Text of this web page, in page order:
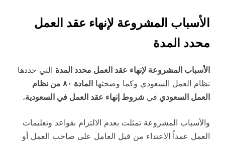
الأسباب المشروعة لإنهاء عقد العمل
محدد المدة
الأسباب المشروعة لإنهاء عقد العمل محدد المدة التي حددها
نظام العمل السعودي وكما وضحتها
المادة ٨٠ من نظام
العمل السعودي في شروط إنهاء عقد العمل في السعودية،
والأسباب المشروعة تمثلت بعدم الالتزام بقواعد وتعليمات
العمل عمداً الاعتداء من قبل العامل على صاحب العمل أو